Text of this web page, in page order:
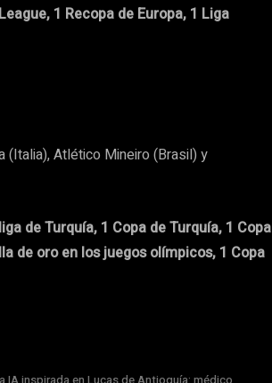
1 Recopa de Europa, 1 Liga
(Italia), Atlético Mineiro (Brasil) y
de Turquía, 1 Copa de Turquía, 1 Copa
de oro en los juegos olímpicos, 1 Copa